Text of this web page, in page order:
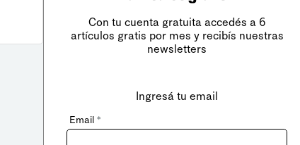
Con tu cuenta gratuita accedés a 6
artículos gratis por mes y recibís nuestras
newsletters
Ingresá tu email
Email *